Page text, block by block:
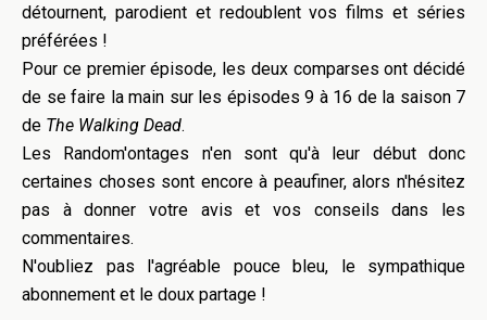
détournent, parodient et redoublent vos films et séries
préférées !
Pour ce premier épisode, les deux comparses ont décidé
de se faire la main sur les épisodes 9 à 16 de la saison 7
de The Walking Dead.
Les Random'ontages n'en sont qu'à leur début donc
certaines choses sont encore à peaufiner, alors n'hésitez
pas à donner votre avis et vos conseils dans les
commentaires.
N'oubliez pas l'agréable pouce bleu, le sympathique
abonnement et le doux partage !